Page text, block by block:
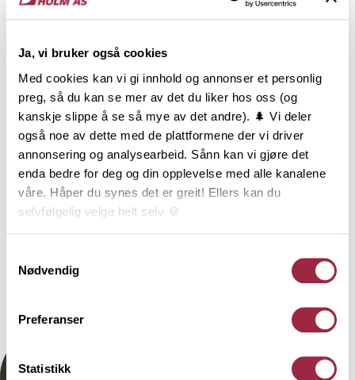
Ja, vi bruker også cookies
Med cookies kan vi gi innhold og annonser et personlig
preg, så du kan se mer av det du liker hos oss (og
kanskje slippe å se så mye av det andre). 🌲 Vi deler
også noe av dette med de plattformene der vi driver
annonsering og analysearbeid. Sånn kan vi gjøre det
enda bedre for deg og din opplevelse med alle kanalene
våre. Håper du synes det er greit! Ellers kan du
selvfølgelig velge helt selv 🍪
Nødvendig
Preferanser
Statistikk
TRESLAG ENDEPLØY
Gran 7.7
NOBB VARETYPE
60892758
Behandling
Dokumentasjon